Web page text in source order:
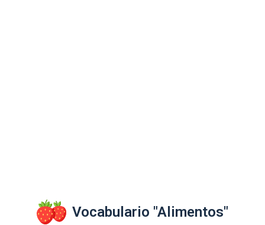
Vocabulario "Alimentos"